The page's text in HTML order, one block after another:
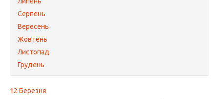
Серпень
Вересень
Жовтень
Листопад
Грудень
12 Березня